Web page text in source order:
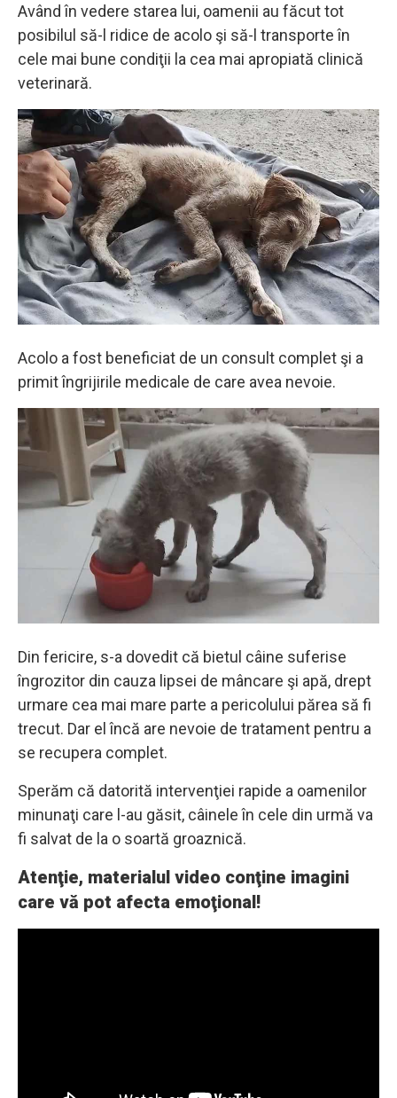
Având în vedere starea lui, oamenii au făcut tot
posibilul să-l ridice de acolo şi să-l transporte în
cele mai bune condiţii la cea mai apropiată clinică
veterinară.
Acolo a fost beneficiat de un consult complet şi a
primit îngrijirile medicale de care avea nevoie.
Din fericire, s-a dovedit că bietul câine suferise
îngrozitor din cauza lipsei de mâncare şi apă, drept
urmare cea mai mare parte a pericolului părea să fi
trecut. Dar el încă are nevoie de tratament pentru a
se recupera complet.
Sperăm că datorită intervenţiei rapide a oamenilor
minunaţi care l-au găsit, câinele în cele din urmă va
fi salvat de la o soartă groaznică.
Atenţie, materialul video conţine imagini
care vă pot afecta emoţional!